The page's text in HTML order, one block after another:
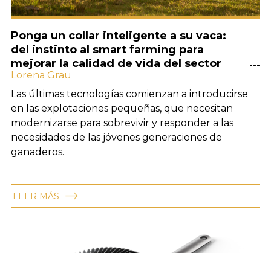
Ponga un collar inteligente a su vaca:
del instinto al smart farming para
mejorar la calidad de vida del sector
ganadero
Lorena Grau
Las últimas tecnologías comienzan a introducirse
en las explotaciones pequeñas, que necesitan
modernizarse para sobrevivir y responder a las
necesidades de las jóvenes generaciones de
ganaderos.
LEER MÁS